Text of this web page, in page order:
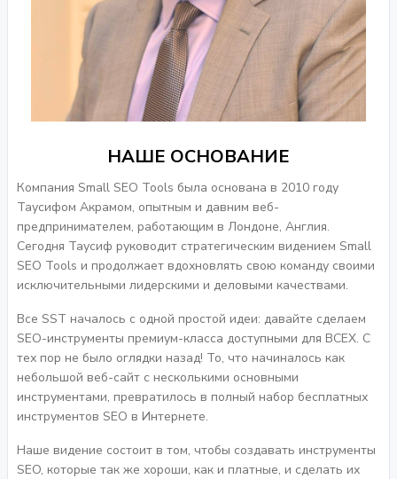
НАШЕ ОСНОВАНИЕ
Компания Small SEO Tools была основана в 2010 году
Таусифом Акрамом, опытным и давним веб-
предпринимателем, работающим в Лондоне, Англия.
Сегодня Таусиф руководит стратегическим видением Small
SEO Tools и продолжает вдохновлять свою команду своими
исключительными лидерскими и деловыми качествами.
Все SST началось с одной простой идеи: давайте сделаем
SEO-инструменты премиум-класса доступными для ВСЕХ. С
тех пор не было оглядки назад! То, что начиналось как
небольшой веб-сайт с несколькими основными
инструментами, превратилось в полный набор бесплатных
инструментов SEO в Интернете.
Наше видение состоит в том, чтобы создавать инструменты
SEO, которые так же хороши, как и платные, и сделать их